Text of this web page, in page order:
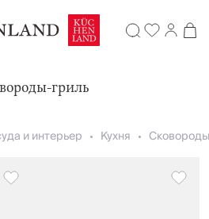
гриль
и интерьер Кухня